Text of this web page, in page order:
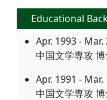
Educational
Apr. 1993 -
中国文学専攻
Apr. 1991 -
中国文学専攻